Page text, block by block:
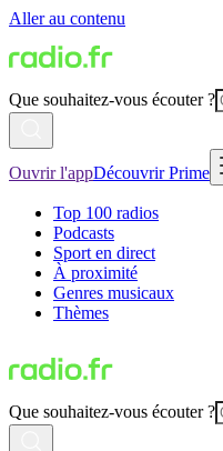
Aller au contenu
Que souhaitez-vous écouter ?
Ouvrir l'appDécouvrir Prime
Top 100 radios
Podcasts
Sport en direct
À proximité
Genres musicaux
Thèmes
Que souhaitez-vous écouter ?